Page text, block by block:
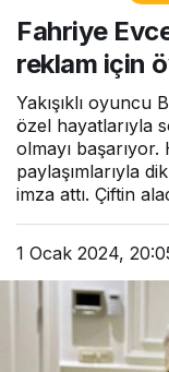
Fahriye
reklam için
Yakışıklı oyuncu
özel hayatlarıyla
olmayı
paylaşımlarıyla
imza attı. Çiftin
1 Ocak 2024,